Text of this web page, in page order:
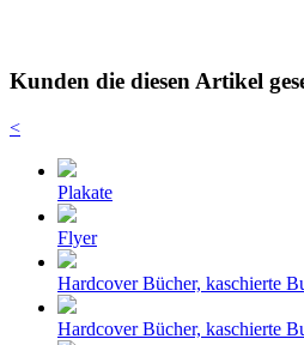
Kunden die diesen Artikel
<
Plakate
Flyer
Hardcover Bücher, kaschierte
Hardcover Bücher, kaschierte